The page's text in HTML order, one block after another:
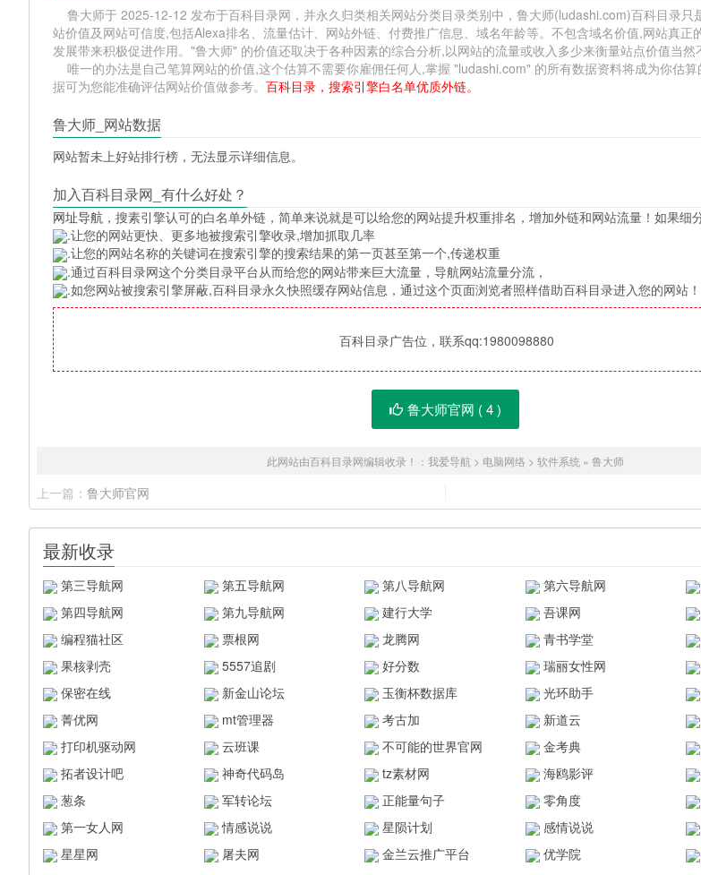
鲁大师于 2025-12-12 发布于百科目录网，并永久归类相关网站分类目录类别中，鲁大师(ludashi.com)百科目录只
站价值及网站可信度,包括Alexa排名、流量估计、网站外链、付费推广信息、域名年龄等。不包含域名价值,网站真正
发展带来积极促进作用。"鲁大师" 的价值还取决于各种因素的综合分析,以网站的流量或收入多少来衡量站点价值当然
唯一的办法是自己笔算网站的价值,这个估算不需要你雇佣任何人,掌握 "ludashi.com" 的所有数据资料将成为你估
据可为您能准确评估网站价值做参考。百科目录，搜索引擎白名单优质外链。
鲁大师_网站数据
网站暂未上好站排行榜，无法显示详细信息。
加入百科目录网_有什么好处？
网址导航 ，搜素引擎认可的白名单外链，简单来说就是可以给您的网站提升权重排名，增加外链和网站流量！如果细
.让您的网站更快、更多地被搜索引擎收录,增加抓取几率
.让您的网站名称的关键词在搜索引擎的搜索结果的第一页甚至第一个,传递权重
.通过百科目录网这个分类目录平台从而给您的网站带来巨大流量，导航网站流量分流，
.如您网站被搜索引擎屏蔽,百科目录永久快照缓存网站信息，通过这个页面浏览者照样借助百科目录进入您的网站！
百科目录广告位，联系qq:1980098880
鲁大师官网 ( 4)
此网站由百科目录网编辑收录！： 我爱导航 > 电脑网络 > 软件系统 » 鲁大师
上一篇： 鲁大师官网
最新收录
第三导航网 第五导航网 第八导航网 第六导航网
第四导航网
第九导航网 建行大学 吾课网
编程猫社区
票根网 龙腾网 青书学堂
果核剥壳
5557追剧 好分数 瑞丽女性网
保密在线
新金山论坛 玉衡杯数据库 光环助手
菁优网
mt管理器 考古加 新道云
打印机驱动网
云班课 不可能的世界官网 金考典
拓者设计吧
神奇代码岛 tz素材网 海鸥影评
葱条
军转论坛 正能量句子 零角度
第一女人网
情感说说 星陨计划 感情说说
星星网
屠夫网 金兰云推广平台 优学院